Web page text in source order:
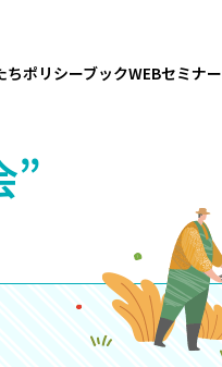
ちポリシーブックWEBセミナー
”